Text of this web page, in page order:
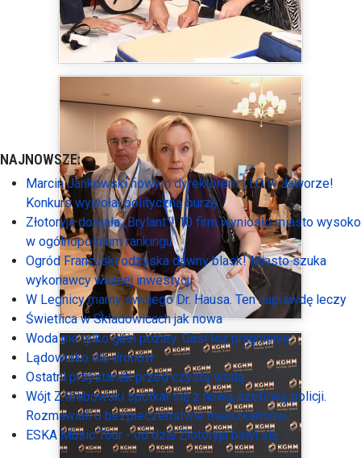
NAJNOWSZE:
Marcin Jankowski nowym dyrektorem I LO w Jaworze!
Konkurs wywołał polityczną burzę
Złotoryja dostała „Brylant”! 10 firm wyniosło miasto wysoko
w ogólnopolskim rankingu
Ogród Francuski odzyska dawny blask! Miasto szuka
wykonawcy ważnej inwestycji
W Legnicy mamy swojego Dr. Hausa. Ten naprawdę leczy
Świetlica w Składowicach jak nowa
Woda nie tylko gasi pożary. Gasi też pragnienie
Lądowisko dla dronów
Ostatni przystanek przed czystą wodą
Wójt Z.Grabowski spotkał się z nową szefową policji.
Rozmawiali o bezpieczeństwie mieszkańców
ESKA Music Tour - od dziś Złotoryja bawi się